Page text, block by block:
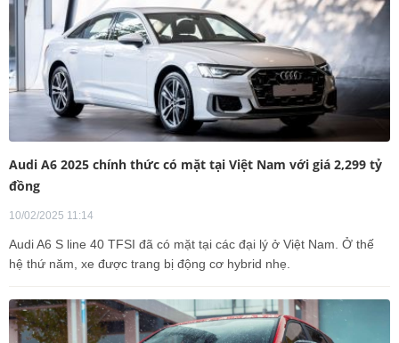
Audi A6 2025 chính thức có mặt tại Việt Nam với giá 2,299 tỷ
đồng
10/02/2025 11:14
Audi A6 S line 40 TFSI đã có mặt tại các đại lý ở Việt Nam. Ở thế
hệ thứ năm, xe được trang bị động cơ hybrid nhẹ.